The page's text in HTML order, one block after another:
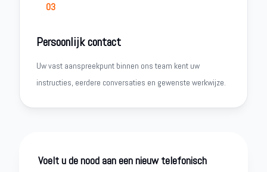
03
Persoonlijk contact
Uw vast aanspreekpunt binnen ons team kent uw
instructies, eerdere conversaties en gewenste werkwijze.
Voelt u de nood aan een nieuw telefonisch